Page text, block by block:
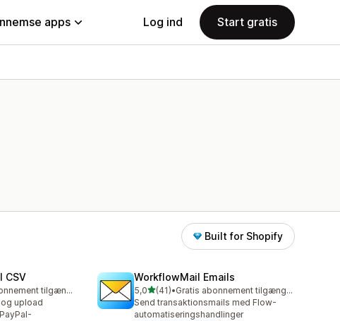
apps Log ind Start gratis
Built for Shopify
CSV
Gratis abonnement tilgængeligt
upload
WorkflowMail Emails
5,0ud af 5 stjerner
(41)
41 anmeldelser i alt
•
Gratis abonnement tilgængeligt
Send transaktionsmails med Flow-
automatiseringshandlinger